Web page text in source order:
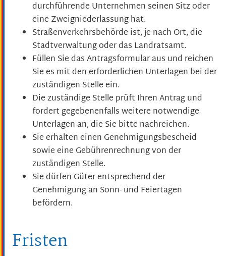
durchführende Unternehmen seinen Sitz oder
eine Zweigniederlassung hat.
Straßenverkehrsbehörde ist, je nach Ort, die
Stadtverwaltung oder das Landratsamt.
Füllen Sie das Antragsformular aus und reichen
Sie es mit den erforderlichen Unterlagen bei der
zuständigen Stelle ein.
Die zuständige Stelle prüft Ihren Antrag und
fordert gegebenenfalls weitere notwendige
Unterlagen an, die Sie bitte nachreichen.
Sie erhalten einen Genehmigungsbescheid
sowie eine Gebührenrechnung von der
zuständigen Stelle.
Sie dürfen Güter entsprechend der
Genehmigung an Sonn- und Feiertagen
befördern.
Fristen